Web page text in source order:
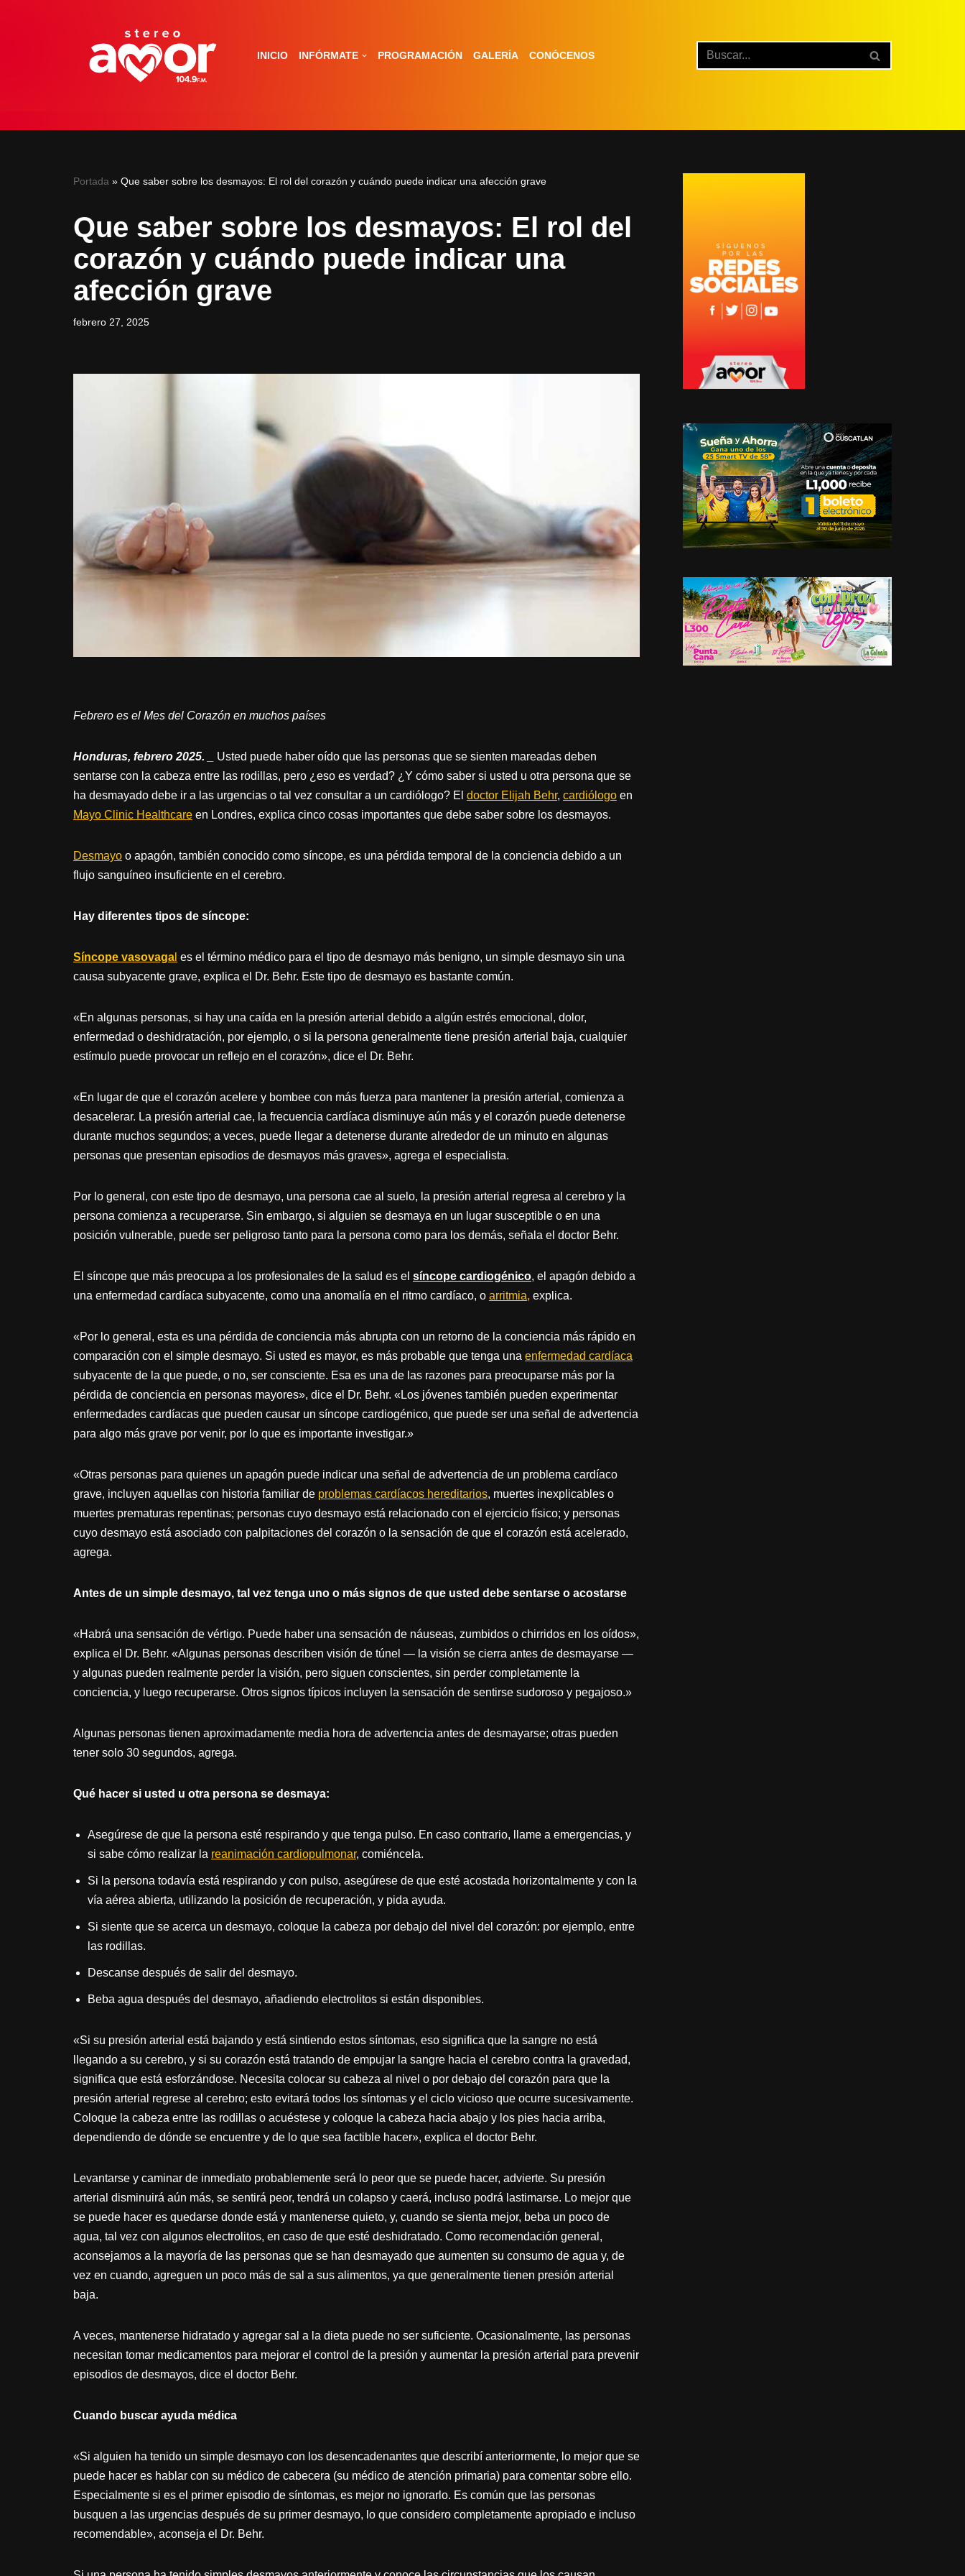
INICIO INFÓRMATE PROGRAMACIÓN GALERÍA CONÓCENOS
Portada » Que saber sobre los desmayos: El rol del corazón y cuándo puede indicar una afección grave
Que saber sobre los desmayos: El rol del
corazón y cuándo puede indicar una
afección grave
febrero 27, 2025
Febrero es el Mes del Corazón en muchos países
Honduras, febrero 2025. _
Usted puede haber oído que las personas que se sienten mareadas deben
sentarse con la cabeza entre las rodillas, pero ¿eso es verdad? ¿Y cómo saber si usted u otra persona que se
ha desmayado debe ir a las urgencias o tal vez consultar a un cardiólogo? El doctor Elijah Behr, cardiólogo en
Mayo Clinic Healthcare en Londres, explica cinco cosas importantes que debe saber sobre los desmayos.
Desmayo o apagón, también conocido como síncope, es una pérdida temporal de la conciencia debido a un
flujo sanguíneo insuficiente en el cerebro.
Hay diferentes tipos de síncope:
Síncope vasovaga es el término médico para el tipo de desmayo más benigno, un simple desmayo sin una
causa subyacente grave, explica el Dr. Behr. Este tipo de desmayo es bastante común.
«En algunas personas, si hay una caída en la presión arterial debido a algún estrés emocional, dolor,
enfermedad o deshidratación, por ejemplo, o si la persona generalmente tiene presión arterial baja, cualquier
estímulo puede provocar un reflejo en el corazón», dice el Dr. Behr.
«En lugar de que el corazón acelere y bombee con más fuerza para mantener la presión arterial, comienza a
desacelerar. La presión arterial cae, la frecuencia cardíaca disminuye aún más y el corazón puede detenerse
durante muchos segundos; a veces, puede llegar a detenerse durante alrededor de un minuto en algunas
personas que presentan episodios de desmayos más graves», agrega el especialista.
Por lo general, con este tipo de desmayo, una persona cae al suelo, la presión arterial regresa al cerebro y la
persona comienza a recuperarse. Sin embargo, si alguien se desmaya en un lugar susceptible o en una
posición vulnerable, puede ser peligroso tanto para la persona como para los demás, señala el doctor Behr.
El síncope que más preocupa a los profesionales de la salud es el síncope cardiogénico, el apagón debido a
una enfermedad cardíaca subyacente, como una anomalía en el ritmo cardíaco, o arritmia, explica.
«Por lo general, esta es una pérdida de conciencia más abrupta con un retorno de la conciencia más rápido en
comparación con el simple desmayo. Si usted es mayor, es más probable que tenga una enfermedad cardíaca
subyacente de la que puede, o no, ser consciente. Esa es una de las razones para preocuparse más por la
pérdida de conciencia en personas mayores», dice el Dr. Behr. «Los jóvenes también pueden experimentar
enfermedades cardíacas que pueden causar un síncope cardiogénico, que puede ser una señal de advertencia
para algo más grave por venir, por lo que es importante investigar.»
«Otras personas para quienes un apagón puede indicar una señal de advertencia de un problema cardíaco
grave, incluyen aquellas con historia familiar de problemas cardíacos hereditarios, muertes inexplicables o
muertes prematuras repentinas; personas cuyo desmayo está relacionado con el ejercicio físico; y personas
cuyo desmayo está asociado con palpitaciones del corazón o la sensación de que el corazón está acelerado,
agrega.
Antes de un simple desmayo, tal vez tenga uno o más signos de que usted debe sentarse o acostarse
«Habrá una sensación de vértigo. Puede haber una sensación de náuseas, zumbidos o chirridos en los oídos»,
explica el Dr. Behr. «Algunas personas describen visión de túnel — la visión se cierra antes de desmayarse —
y algunas pueden realmente perder la visión, pero siguen conscientes, sin perder completamente la
conciencia, y luego recuperarse. Otros signos típicos incluyen la sensación de sentirse sudoroso y pegajoso.»
Algunas personas tienen aproximadamente media hora de advertencia antes de desmayarse; otras pueden
tener solo 30 segundos, agrega.
Qué hacer si usted u otra persona se desmaya:
Asegúrese de que la persona esté respirando y que tenga pulso. En caso contrario, llame a emergencias, y
si sabe cómo realizar la reanimación cardiopulmonar, comiéncela.
Si la persona todavía está respirando y con pulso, asegúrese de que esté acostada horizontalmente y con la
vía aérea abierta, utilizando la posición de recuperación, y pida ayuda.
Si siente que se acerca un desmayo, coloque la cabeza por debajo del nivel del corazón: por ejemplo, entre
las rodillas.
Descanse después de salir del desmayo.
Beba agua después del desmayo, añadiendo electrolitos si están disponibles.
«Si su presión arterial está bajando y está sintiendo estos síntomas, eso significa que la sangre no está
llegando a su cerebro, y si su corazón está tratando de empujar la sangre hacia el cerebro contra la gravedad,
significa que está esforzándose. Necesita colocar su cabeza al nivel o por debajo del corazón para que la
presión arterial regrese al cerebro; esto evitará todos los síntomas y el ciclo vicioso que ocurre sucesivamente.
Coloque la cabeza entre las rodillas o acuéstese y coloque la cabeza hacia abajo y los pies hacia arriba,
dependiendo de dónde se encuentre y de lo que sea factible hacer», explica el doctor Behr.
Levantarse y caminar de inmediato probablemente será lo peor que se puede hacer, advierte. Su presión
arterial disminuirá aún más, se sentirá peor, tendrá un colapso y caerá, incluso podrá lastimarse. Lo mejor que
se puede hacer es quedarse donde está y mantenerse quieto, y, cuando se sienta mejor, beba un poco de
agua, tal vez con algunos electrolitos, en caso de que esté deshidratado. Como recomendación general,
aconsejamos a la mayoría de las personas que se han desmayado que aumenten su consumo de agua y, de
vez en cuando, agreguen un poco más de sal a sus alimentos, ya que generalmente tienen presión arterial
baja.
A veces, mantenerse hidratado y agregar sal a la dieta puede no ser suficiente. Ocasionalmente, las personas
necesitan tomar medicamentos para mejorar el control de la presión y aumentar la presión arterial para prevenir
episodios de desmayos, dice el doctor Behr.
Cuando buscar ayuda médica
«Si alguien ha tenido un simple desmayo con los desencadenantes que describí anteriormente, lo mejor que se
puede hacer es hablar con su médico de cabecera (su médico de atención primaria) para comentar sobre ello.
Especialmente si es el primer episodio de síntomas, es mejor no ignorarlo. Es común que las personas
busquen a las urgencias después de su primer desmayo, lo que considero completamente apropiado e incluso
recomendable», aconseja el Dr. Behr.